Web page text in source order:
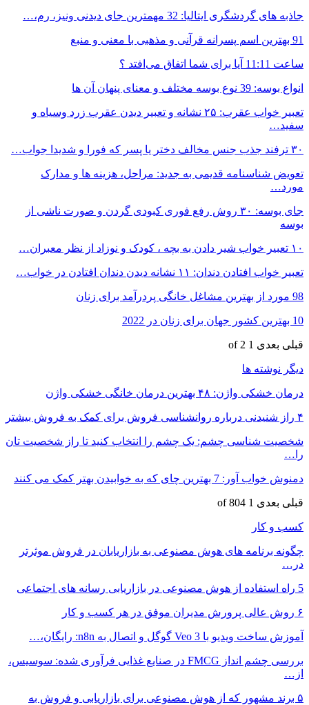
جاذبه های گردشگری ایتالیا: 32 مهمترین جای دیدنی ونیز، رم،…
91 بهترین اسم پسرانه قرآنی و مذهبی با معنی و منبع
ساعت 11:11 آیا برای شما اتفاق می‌افتد ؟
انواع بوسه: 39 نوع بوسه مختلف و معنای پنهان آن ها
تعبیر خواب عقرب: ۲۵ نشانه و تعبیر دیدن عقرب زرد وسیاه و
سفید…
۳۰ ترفند جذب جنس مخالف دختر یا پسر که فورا و شدیدا جواب…
تعویض شناسنامه قدیمی به جدید: مراحل، هزینه ها و مدارک
مورد…
جای بوسه: ۳۰ روش رفع فوری کبودی گردن و صورت ناشی از
بوسه
۱۰ تعبیر خواب شیر دادن به بچه ، کودک و نوزاد از نظر معبران…
تعبیر خواب افتادن دندان: ۱۱ نشانه دیدن دندان افتادن در خواب…
98 مورد از بهترین مشاغل خانگی پردرآمد برای زنان
10 بهترین کشور جهان برای زنان در 2022
قبلی بعدی 1 of 2
دیگر نوشته ها
درمان خشکی واژن: ۴۸ بهترین درمان خانگی خشکی واژن
۴ راز شنیدنی درباره روانشناسی فروش برای کمک به فروش بیشتر
شخصیت شناسی چشم: یک چشم را انتخاب کنید تا راز شخصیت تان
را…
دمنوش خواب آور: 7 بهترین چای که به خوابیدن بهتر کمک می‌ کنند
قبلی بعدی 1 of 804
کسب و کار
چگونه برنامه های هوش مصنوعی به بازاریابان در فروش موثرتر
در…
5 راه استفاده از هوش مصنوعی در بازاریابی رسانه های اجتماعی
۶ روش عالی پرورش مدیران موفق در هر کسب و کار
آموزش ساخت ویدیو با Veo 3 گوگل و اتصال به n8n: رایگان،…
بررسی چشم انداز FMCG در صنایع غذایی فرآوری شده: سوسیس،
از…
۵ برند مشهور که از هوش مصنوعی برای بازاریابی و فروش به